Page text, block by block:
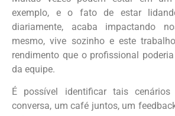
exemplo, e o fato de estar
diariamente, acaba impactando
mesmo, vive sozinho e este
rendimento que o profissional
da equipe.
É possível identificar tais
conversa, um café juntos, um